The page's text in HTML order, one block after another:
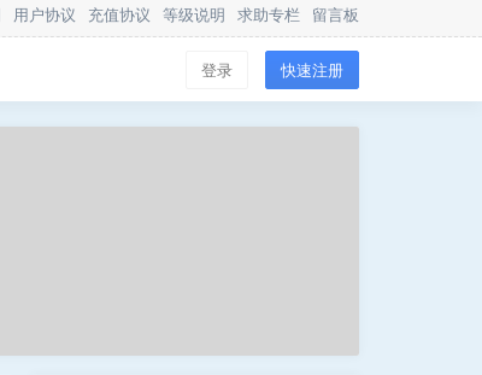
用户协议 充值协议 等级说明 求助专栏 留言板
登录 快速注册